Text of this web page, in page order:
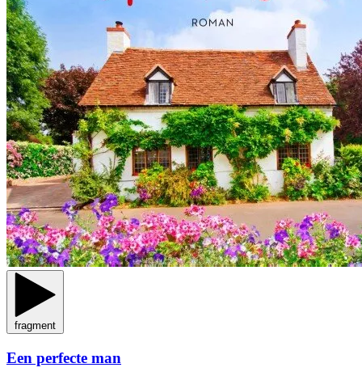
fragment
Een perfecte man